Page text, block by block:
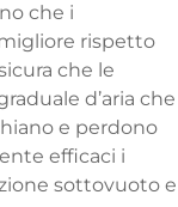
che i
rispetto
che le
d’aria che
e perdono
efficaci i
sottovuoto e